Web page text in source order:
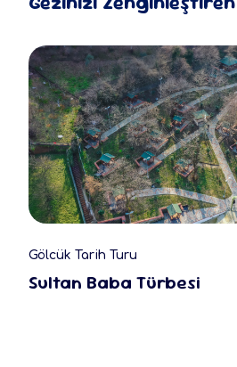
Gölcük Tarih Turu
Sultan Baba Türbesi